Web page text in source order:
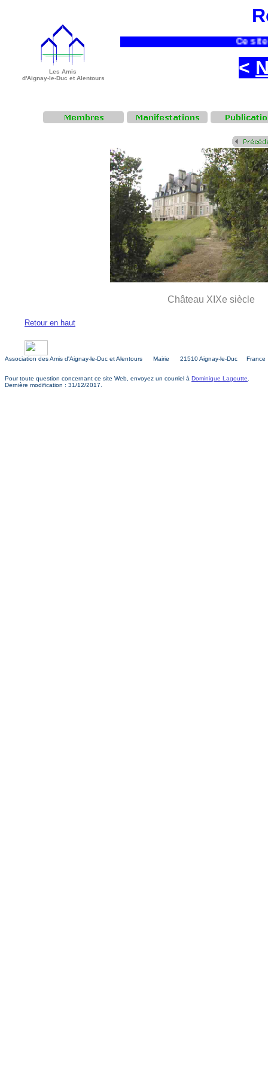
Les Amis
d'Aignay-le-Duc et Alentours
Ce site
<
Château
Retour en haut
Association des Amis d'Aignay-le-Duc et Alentours Mairie 21510 Aignay-le-Duc France
Pour toute question concernant ce site Web, envoyez un courriel à Dominique Lagoutte
Dernière modification : 31/12/2017.